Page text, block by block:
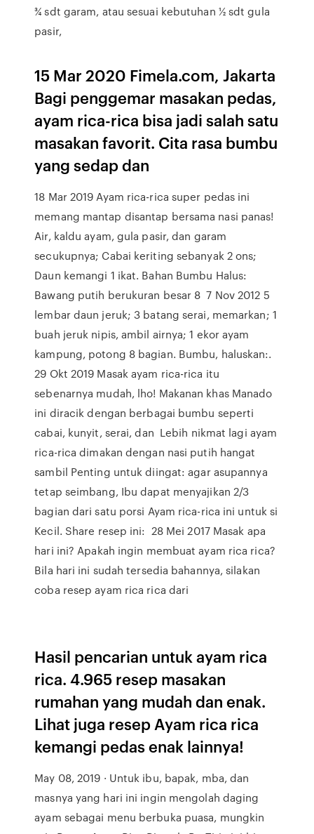
¾ sdt garam, atau sesuai kebutuhan ½ sdt gula
pasir,
15 Mar 2020 Fimela.com, Jakarta
Bagi penggemar masakan pedas,
ayam rica-rica bisa jadi salah satu
masakan favorit. Cita rasa bumbu
yang sedap dan
18 Mar 2019 Ayam rica-rica super pedas ini
memang mantap disantap bersama nasi panas!
Air, kaldu ayam, gula pasir, dan garam
secukupnya; Cabai keriting sebanyak 2 ons;
Daun kemangi 1 ikat. Bahan Bumbu Halus:
Bawang putih berukuran besar 8 7 Nov 2012 5
lembar daun jeruk; 3 batang serai, memarkan; 1
buah jeruk nipis, ambil airnya; 1 ekor ayam
kampung, potong 8 bagian. Bumbu, haluskan:.
29 Okt 2019 Masak ayam rica-rica itu
sebenarnya mudah, lho! Makanan khas Manado
ini diracik dengan berbagai bumbu seperti
cabai, kunyit, serai, dan Lebih nikmat lagi ayam
rica-rica dimakan dengan nasi putih hangat
sambil Penting untuk diingat: agar asupannya
tetap seimbang, Ibu dapat menyajikan 2/3
bagian dari satu porsi Ayam rica-rica ini untuk si
Kecil. Share resep ini: 28 Mei 2017 Masak apa
hari ini? Apakah ingin membuat ayam rica rica?
Bila hari ini sudah tersedia bahannya, silakan
coba resep ayam rica rica dari
Hasil pencarian untuk ayam rica
rica. 4.965 resep masakan
rumahan yang mudah dan enak.
Lihat juga resep Ayam rica rica
kemangi pedas enak lainnya!
May 08, 2019 · Untuk ibu, bapak, mba, dan
masnya yang hari ini ingin mengolah daging
ayam sebagai menu berbuka puasa, mungkin